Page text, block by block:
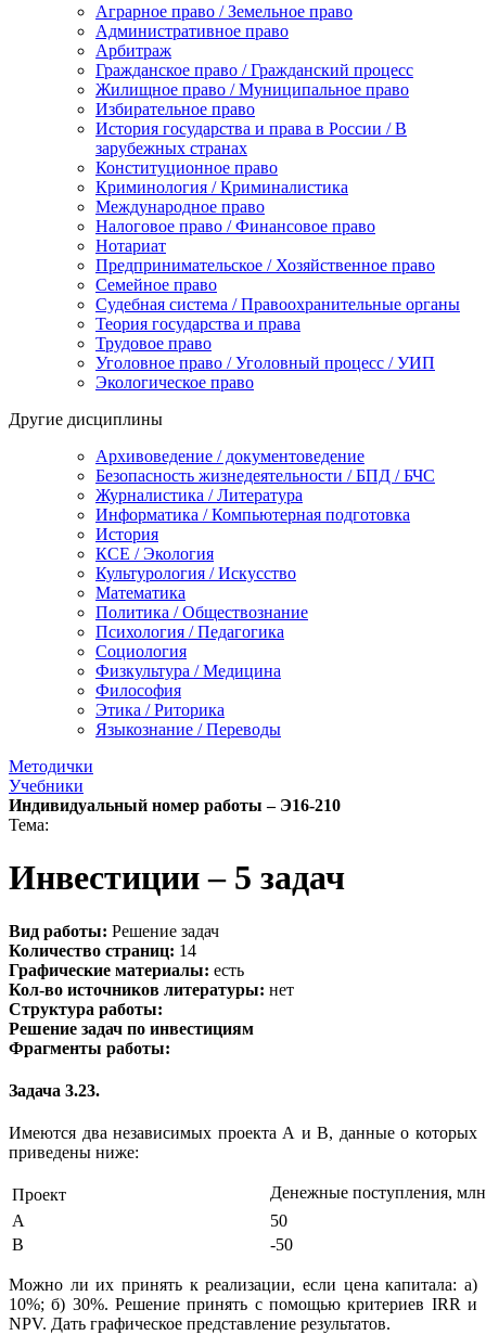
Аграрное право / Земельное право
Административное право
Арбитраж
Гражданское право / Гражданский процесс
Жилищное право / Муниципальное право
Избирательное право
История государства и права в России / В
зарубежных странах
Конституционное право
Криминология / Криминалистика
Международное право
Налоговое право / Финансовое право
Нотариат
Предпринимательское / Хозяйственное право
Семейное право
Судебная система / Правоохранительные органы
Теория государства и права
Трудовое право
Уголовное право / Уголовный процесс / УИП
Экологическое право
Другие дисциплины
Архивоведение / документоведение
Безопасность жизнедеятельности / БПД / БЧС
Журналистика / Литература
Информатика / Компьютерная подготовка
История
КСЕ / Экология
Культурология / Искусство
Математика
Политика / Обществознание
Психология / Педагогика
Социология
Физкультура / Медицина
Философия
Этика / Риторика
Языкознание / Переводы
Методички
Учебники
Индивидуальный номер работы – Э16-210
Тема:
Инвестиции – 5 задач
Вид работы: Решение задач
Количество страниц: 14
Графические материалы: есть
Кол-во источников литературы: нет
Структура работы:
Решение задач по инвестициям
Фрагменты работы:
Задача 3.23.
Имеются два независимых проекта А и В, данные о которых
приведены ниже:
Проект
Денежные поступления,
А
50
В
-50
Можно ли их принять к реализации, если цена капитала: а)
10%; б) 30%. Решение принять с помощью критериев IRR и
NPV. Дать графическое представление результатов.